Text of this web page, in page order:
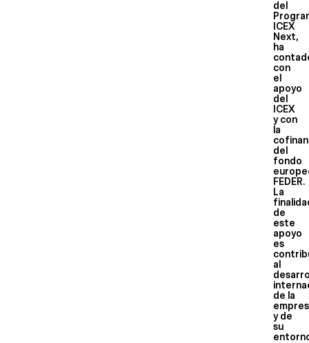
del
ICEX
Next,
ha
con
el
apoyo
del
ICEX
y con
la
del
fondo
FEDER.
La
de
este
apoyo
es
al
de la
y de
su